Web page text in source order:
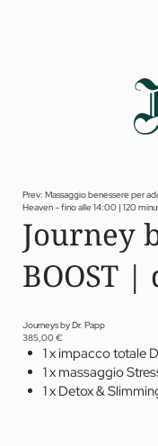
01 Lo
02 Camere
Fitness
Trattamenti
Private Spa
Jagdhof
Yoga
05 Offerte
06 Attività
07 Eventi
Prev: Massaggio benessere per
Heaven – fino alle 14:00 | 120
Journey
BOOST
Journeys by Dr. Papp
385,00 €
1 x impacco totale
1 x massaggio
1 x Detox &